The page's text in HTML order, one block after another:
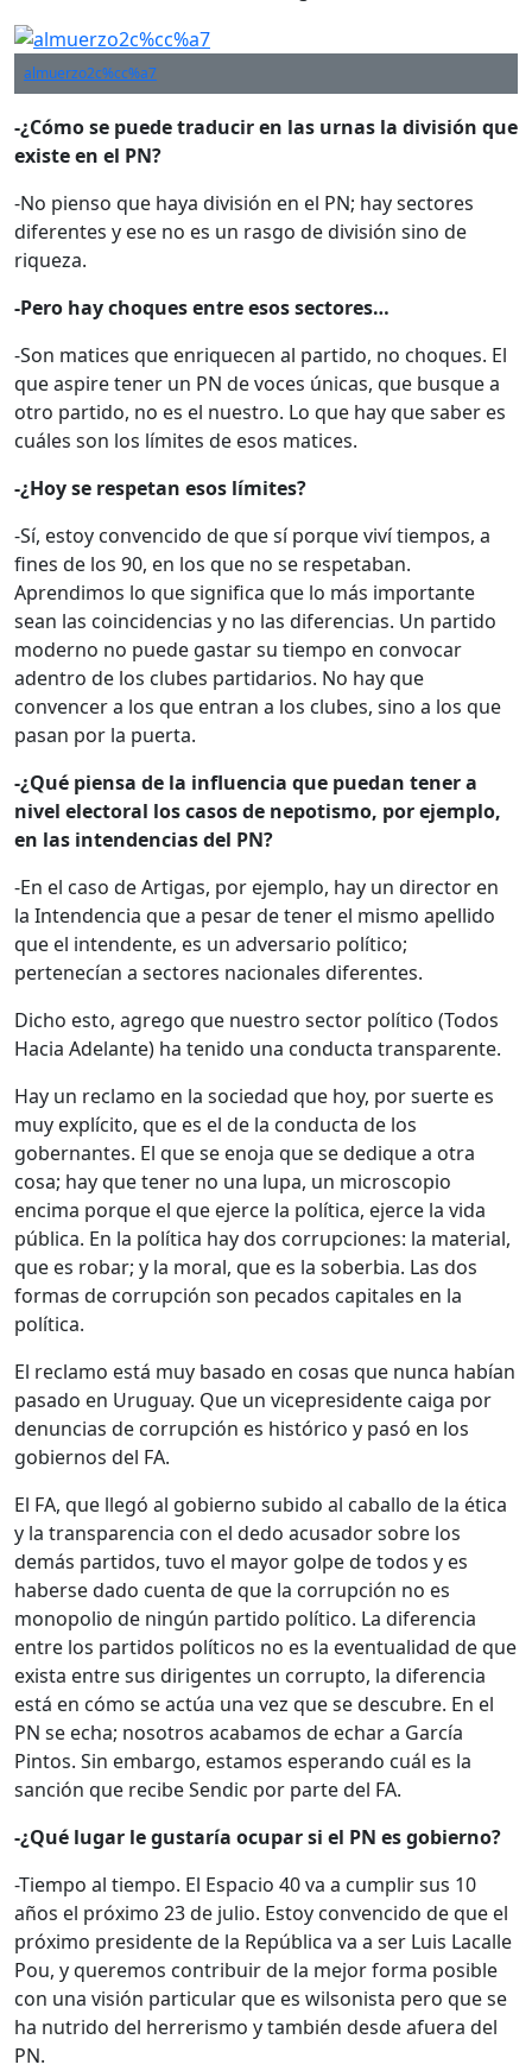
almuerzo2c%cc%a7
-¿Cómo se puede traducir en las urnas la división que
existe en el PN?
-No pienso que haya división en el PN; hay sectores
diferentes y ese no es un rasgo de división sino de
riqueza.
-Pero hay choques entre esos sectores…
-Son matices que enriquecen al partido, no choques. El
que aspire tener un PN de voces únicas, que busque a
otro partido, no es el nuestro. Lo que hay que saber es
cuáles son los límites de esos matices.
-¿Hoy se respetan esos límites?
-Sí, estoy convencido de que sí porque viví tiempos, a
fines de los 90, en los que no se respetaban.
Aprendimos lo que significa que lo más importante
sean las coincidencias y no las diferencias. Un partido
moderno no puede gastar su tiempo en convocar
adentro de los clubes partidarios. No hay que
convencer a los que entran a los clubes, sino a los que
pasan por la puerta.
-¿Qué piensa de la influencia que puedan tener a
nivel electoral los casos de nepotismo, por ejemplo,
en las intendencias del PN?
-En el caso de Artigas, por ejemplo, hay un director en
la Intendencia que a pesar de tener el mismo apellido
que el intendente, es un adversario político;
pertenecían a sectores nacionales diferentes.
Dicho esto, agrego que nuestro sector político (Todos
Hacia Adelante) ha tenido una conducta transparente.
Hay un reclamo en la sociedad que hoy, por suerte es
muy explícito, que es el de la conducta de los
gobernantes. El que se enoja que se dedique a otra
cosa; hay que tener no una lupa, un microscopio
encima porque el que ejerce la política, ejerce la vida
pública. En la política hay dos corrupciones: la material,
que es robar; y la moral, que es la soberbia. Las dos
formas de corrupción son pecados capitales en la
política.
El reclamo está muy basado en cosas que nunca habían
pasado en Uruguay. Que un vicepresidente caiga por
denuncias de corrupción es histórico y pasó en los
gobiernos del FA.
El FA, que llegó al gobierno subido al caballo de la ética
y la transparencia con el dedo acusador sobre los
demás partidos, tuvo el mayor golpe de todos y es
haberse dado cuenta de que la corrupción no es
monopolio de ningún partido político. La diferencia
entre los partidos políticos no es la eventualidad de que
exista entre sus dirigentes un corrupto, la diferencia
está en cómo se actúa una vez que se descubre. En el
PN se echa; nosotros acabamos de echar a García
Pintos. Sin embargo, estamos esperando cuál es la
sanción que recibe Sendic por parte del FA.
-¿Qué lugar le gustaría ocupar si el PN es gobierno?
-Tiempo al tiempo. El Espacio 40 va a cumplir sus 10
años el próximo 23 de julio. Estoy convencido de que el
próximo presidente de la República va a ser Luis Lacalle
Pou, y queremos contribuir de la mejor forma posible
con una visión particular que es wilsonista pero que se
ha nutrido del herrerismo y también desde afuera del
PN.